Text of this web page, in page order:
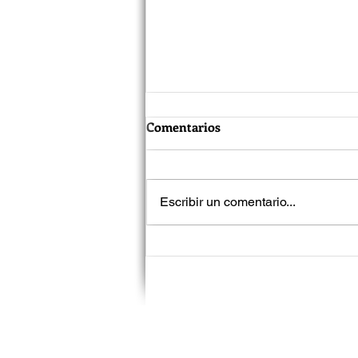
Comentarios
Escribir un comentario...